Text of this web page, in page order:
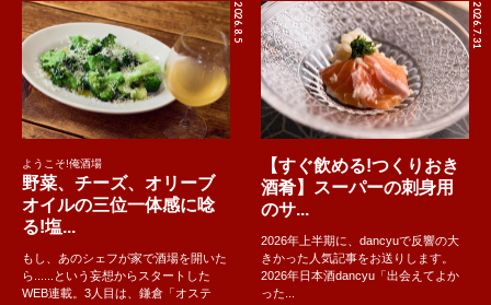
2026.8.5
ようこそ!俺酒場
野菜、チーズ、オリーブ
オイルの三位一体感に唸
る!塩...
もし、あのシェフが家で酒場を開いた
ら......という妄想からスタートした
WEB連載。3人目は、鎌倉「オステ
2026.7.31
【すぐ飲める!つくりおき
酒肴】スーパーの刺身用
のサ...
2026年上半期に、dancyuで反響の大
きかった人気記事をお送りします。
2026年日本酒dancyu「出会えてよか
った...